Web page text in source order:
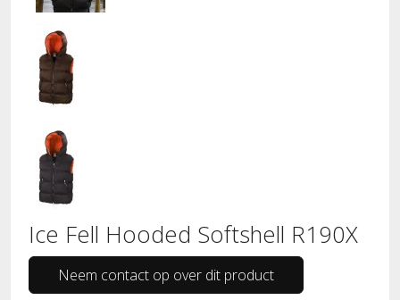
Ice Fell Hooded Softshell R190X
Neem contact op over dit product